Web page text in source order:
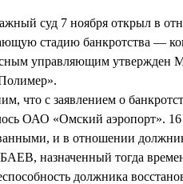
суд 7 ноября открыл в
стадию банкротства —
управляющим утвержден
что с заявлением о
ОАО «Омский аэропорт».
и в отношении
назначенный тогда
должника